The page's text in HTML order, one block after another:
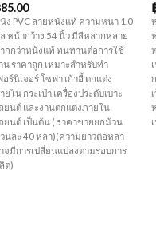
85.00
ง PVC ลายหนังแท้ ความหนา 1.0
หน้ากว้าง 54 นิ้ว มีสีหลากหลาย
กกว่าหนังแท้ ทนทานต่อการใช้
น ราคาถูก เหมาะสำหรับทำ
อร์นิเจอร์ โซฟา เก้าอี้ ตกแต่ง
ยใน กระเป๋า เครื่องประดับเบาะ
ยนต์ และงานตกแต่งภายใน
ยนต์ เป็นต้น ( ราคาขายยกม้วน
นละ 40 หลา)(ความยาวต่อหลา
จมีการเปลี่ยนแปลงตามรอบการ
ต)